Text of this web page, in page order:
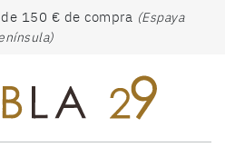
150 € de compra (Espaya